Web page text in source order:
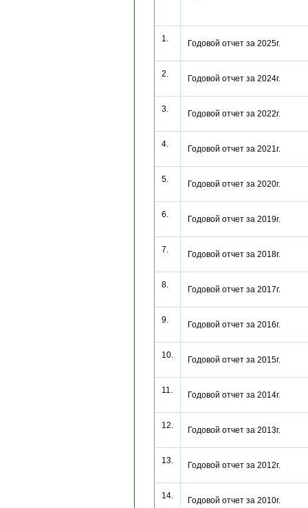
1. Годовой отчет за 2025г.
2. Годовой отчет за 2024г.
3. Годовой отчет за 2022г.
4. Годовой отчет за 2021г.
5. Годовой отчет за 2020г.
6. Годовой отчет за 2019г.
7. Годовой отчет за 2018г.
8. Годовой отчет за 2017г.
9. Годовой отчет за 2016г.
10. Годовой отчет за 2015г.
11. Годовой отчет за 2014г.
12. Годовой отчет за 2013г.
13. Годовой отчет за 2012г.
14. Годовой отчет за 2010г.